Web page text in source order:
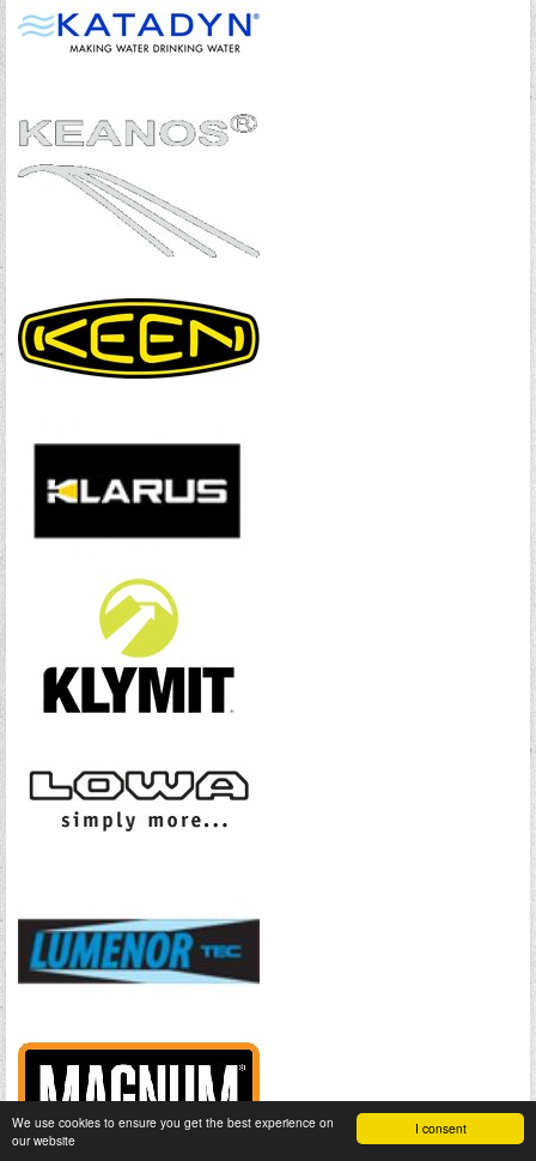
I consent
We use cookies to ensure you get the best experience on
our website